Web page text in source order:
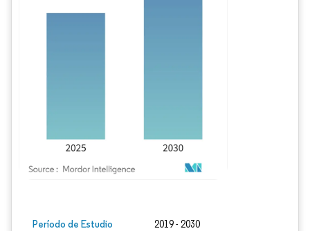
Período de Estudio 2019 - 2030